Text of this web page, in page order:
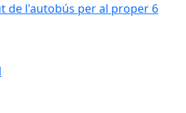
de l'autobús per al proper 6